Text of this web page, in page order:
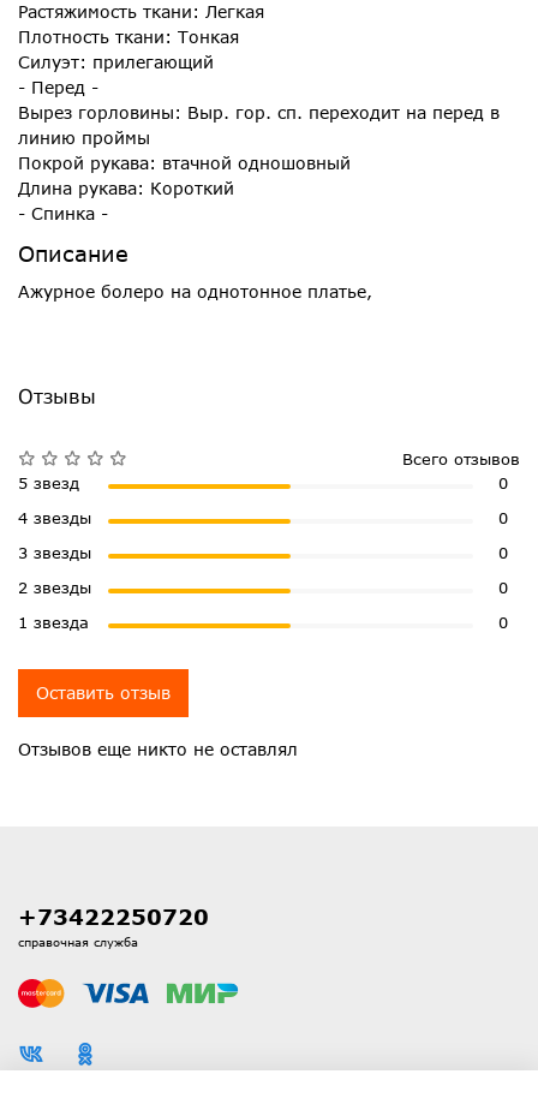
Растяжимость ткани: Легкая
Плотность ткани: Тонкая
Силуэт: прилегающий
- Перед -
Вырез горловины: Выр. гор. сп. переходит на перед в
линию проймы
Покрой рукава: втачной одношовный
Длина рукава: Короткий
- Спинка -
Описание
Ажурное болеро на однотонное платье,
Отзывы
Отзывов еще никто не оставлял
Всего отзывов
5 звезд
0
4 звезды
0
3 звезды
0
2 звезды
0
1 звезда
0
Оставить отзыв
+73422250720
справочная служба